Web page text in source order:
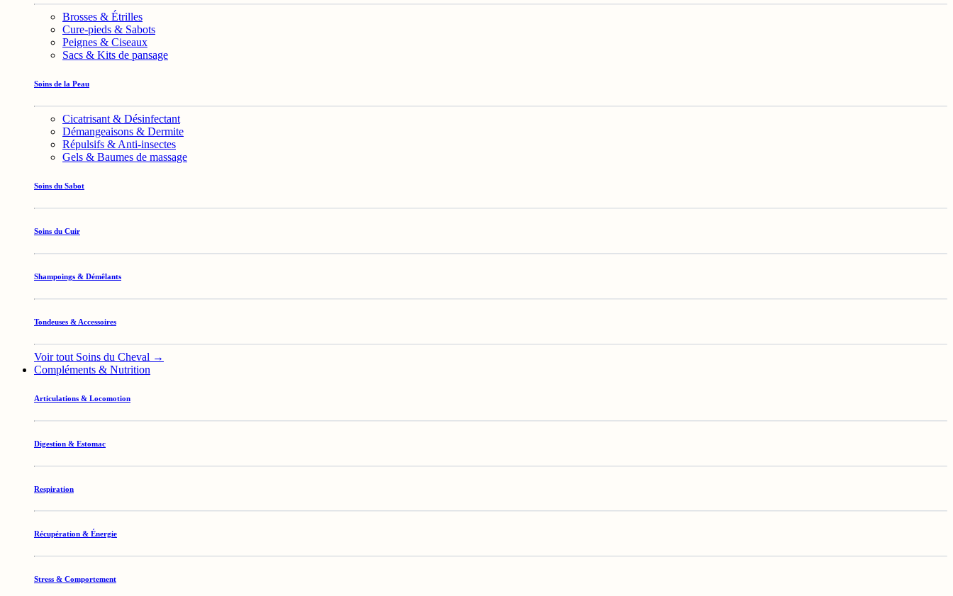
Brosses & Étrilles
Cure-pieds & Sabots
Peignes & Ciseaux
Sacs & Kits de pansage
Soins de la Peau
Cicatrisant & Désinfectant
Démangeaisons & Dermite
Répulsifs & Anti-insectes
Gels & Baumes de massage
Soins du Sabot
Soins du Cuir
Shampoings & Démêlants
Tondeuses & Accessoires
Voir tout Soins du Cheval →
Compléments & Nutrition
Articulations & Locomotion
Digestion & Estomac
Respiration
Récupération & Énergie
Stress & Comportement